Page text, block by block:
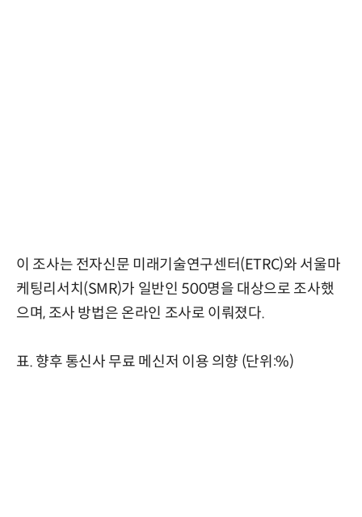
이 조사는 전자신문 미래기술연구센터(ETRC)와 서울마
케팅리서치(SMR)가 일반인 500명을 대상으로 조사했
으며, 조사 방법은 온라인 조사로 이뤄졌다.
표. 향후 통신사 무료 메신저 이용 의향 (단위:%)